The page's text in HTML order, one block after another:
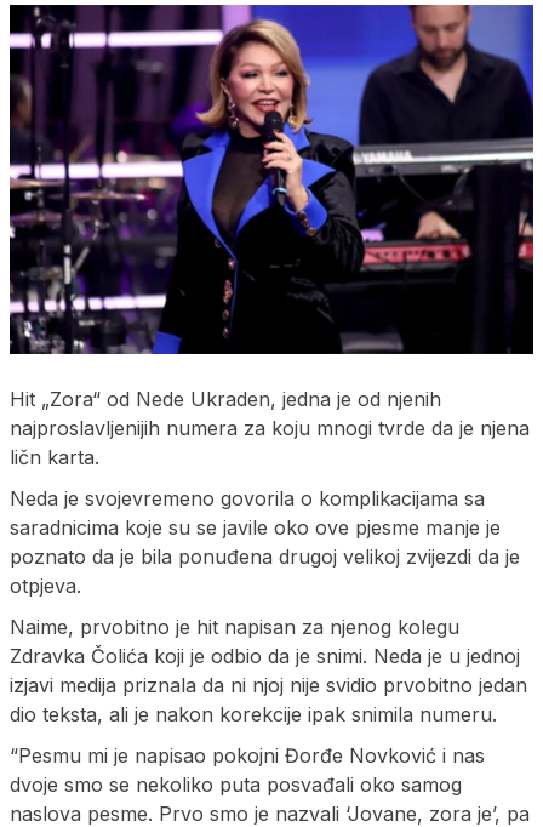
Hit „Zora“ od Nede Ukraden, jedna je od njenih
najproslavljenijih numera za koju mnogi tvrde da je njena
ličn karta.
Neda je svojevremeno govorila o komplikacijama sa
saradnicima koje su se javile oko ove pjesme manje je
poznato da je bila ponuđena drugoj velikoj zvijezdi da je
otpjeva.
Naime, prvobitno je hit napisan za njenog kolegu
Zdravka Čolića koji je odbio da je snimi. Neda je u jednoj
izjavi medija priznala da ni njoj nije svidio prvobitno jedan
dio teksta, ali je nakon korekcije ipak snimila numeru.
“Pesmu mi je napisao pokojni Đorđe Novković i nas
dvoje smo se nekoliko puta posvađali oko samog
naslova pesme. Prvo smo je nazvali ‘Jovane, zora je’, pa